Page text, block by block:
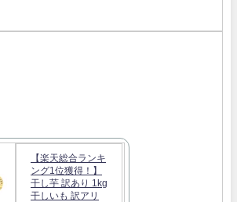
【楽天総合ランキ
ング1位獲得！】
干し芋 訳あり 1kg
干しいも 訳アリ